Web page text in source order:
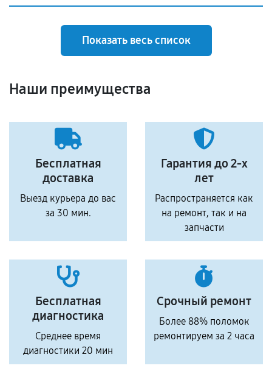
Показать весь список
Наши преимущества
Бесплатная
доставка
Выезд курьера до вас
за 30 мин.
Гарантия до 2-х
лет
Распространяется как
на ремонт, так и на
запчасти
Бесплатная
диагностика
Среднее время
диагностики 20 мин
Срочный ремонт
Более 88% поломок
ремонтируем за 2 часа